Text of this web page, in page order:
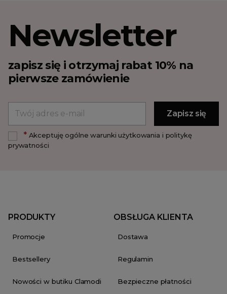
Newsletter
zapisz się i otrzymaj rabat 10% na
pierwsze zamówienie
*Akceptuję ogólne warunki użytkowania i politykę
prywatności
PRODUKTY
Promocje
Bestsellery
Nowości w butiku Clamodi
OBSŁUGA KLIENTA
Dostawa
Regulamin
Bezpieczne płatności